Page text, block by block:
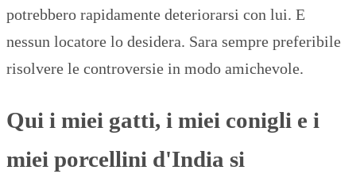
potrebbero rapidamente deteriorarsi con lui. E
nessun locatore lo desidera. Sara sempre preferibile
risolvere le controversie in modo amichevole.
Qui i miei gatti, i miei conigli e i
miei porcellini d'India si